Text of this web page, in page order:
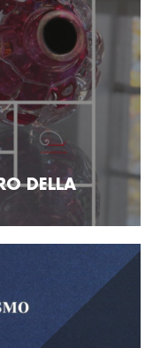
DELLA